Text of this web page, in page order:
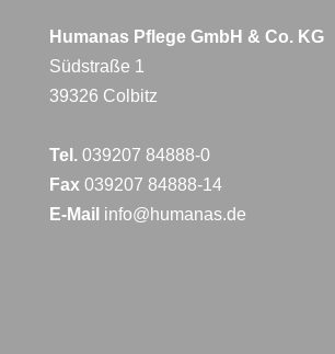
Humanas Pflege GmbH & Co. KG
Südstraße 1
39326 Colbitz
Tel.039207 84888-0
Fax039207 84888-14
E-Mail info@humanas.de